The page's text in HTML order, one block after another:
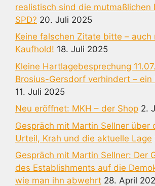
realistisch sind die mutmaßlichen
SPD? 20. Juli 2025
Keine falschen Zitate bitte – auch
Kaufhold! 18. Juli 2025
Kleine Hartlagebesprechung
Brosius-Gersdorf verhindert – ein
11. Juli 2025
Neu eröffnet: MKH – der Shop 2.
Gespräch mit Martin Sellner über
Urteil, Krah und die aktuelle Lage
Gespräch mit Martin Sellner: Der
des Establishments auf die
wie man ihn abwehrt 28. April